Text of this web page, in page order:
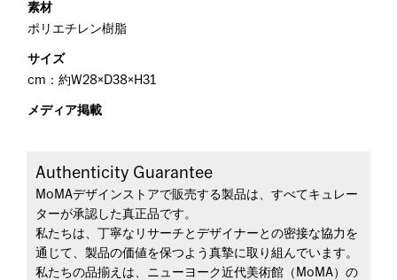
素材
ポリエチレン樹脂
サイズ
cm：約W28×D38×H31
メディア掲載
Authenticity Guarantee
MoMAデザインストアで販売する製品は、すべてキュレー
ターが承認した真正品です。
私たちは、丁寧なリサーチとデザイナーとの密接な協力を
通じて、製品の価値を保つよう真摯に取り組んでいます。
私たちの品揃えは、ニューヨーク近代美術館（MoMA）の